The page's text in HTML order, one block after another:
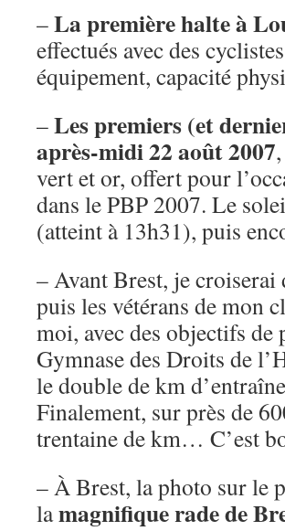
–La première halte à
effectués avec des
équipement, capacité
–Les premiers (et
après-midi 22 août 2007
vert et or, offert pour
dans le PBP 2007. Le
(atteint à 13h31), puis
– Avant Brest, je
puis les vétérans de mon
moi, avec des objectifs
Gymnase des Droits de
le double de km
Finalement, sur près de
trentaine de km… C’est
– À Brest, la photo sur le
lamagnifique rade de